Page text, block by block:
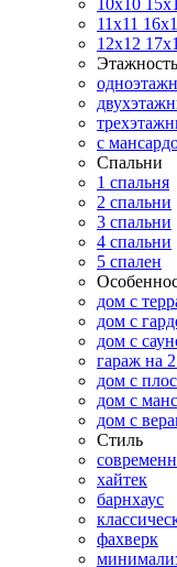
10х10
11x11
12х12
Этажность
с
Спальни
1 спальня
2 спальни
3 спальни
4 спальни
5 спален
дом с
дом с
дом с
гараж на
дом с
дом с
дом с
Стиль
хайтек
барнхаус
фахверк